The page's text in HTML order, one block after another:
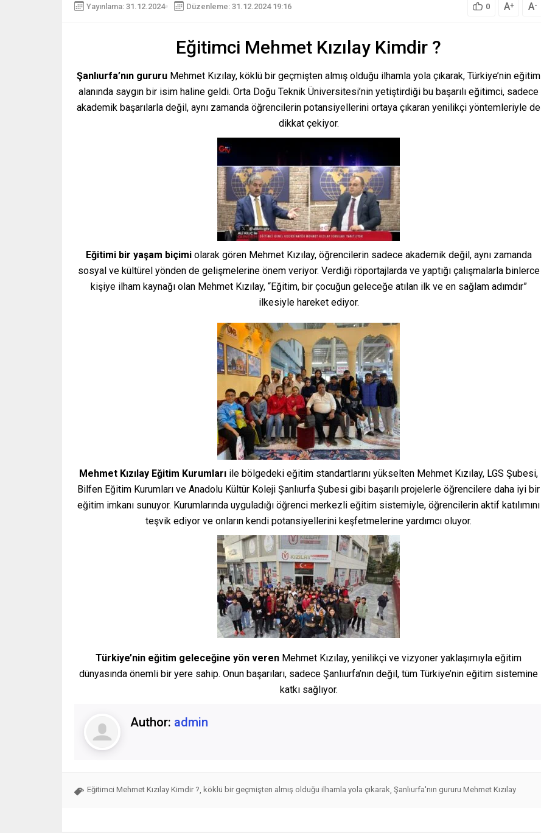
Yayınlama: 31.12.2024 Düzenleme: 31.12.2024 19:16 0 A+ A-
Eğitimci Mehmet Kızılay Kimdir ?
Şanlıurfa’nın gururu Mehmet Kızılay, köklü bir geçmişten almış olduğu ilhamla yola çıkarak, Türkiye’nin eğitim
alanında saygın bir isim haline geldi. Orta Doğu Teknik Üniversitesi’nin yetiştirdiği bu başarılı eğitimci, sadece
akademik başarılarla değil, aynı zamanda öğrencilerin potansiyellerini ortaya çıkaran yenilikçi yöntemleriyle de
dikkat çekiyor.
Eğitimi bir yaşam biçimiolarak gören Mehmet Kızılay, öğrencilerin sadece akademik değil, aynı zamanda
sosyal ve kültürel yönden de gelişmelerine önem veriyor. Verdiği röportajlarda ve yaptığı çalışmalarla binlerce
kişiye ilham kaynağı olan Mehmet Kızılay, “Eğitim, bir çocuğun geleceğe atılan ilk ve en sağlam adımdır”
ilkesiyle hareket ediyor.
Mehmet Kızılay Eğitim Kurumları ile bölgedeki eğitim standartlarını yükselten Mehmet Kızılay, LGS Şubesi,
Bilfen Eğitim Kurumları ve Anadolu Kültür Koleji Şanlıurfa Şubesi gibi başarılı projelerle öğrencilere daha iyi bir
eğitim imkanı sunuyor. Kurumlarında uyguladığı öğrenci merkezli eğitim sistemiyle, öğrencilerin aktif katılımını
teşvik ediyor ve onların kendi potansiyellerini keşfetmelerine yardımcı oluyor.
Türkiye’nin eğitim geleceğine yön veren Mehmet Kızılay, yenilikçi ve vizyoner yaklaşımıyla eğitim
dünyasında önemli bir yere sahip. Onun başarıları, sadece Şanlıurfa’nın değil, tüm Türkiye’nin eğitim sistemine
katkı sağlıyor.
Author: admin
Eğitimci Mehmet Kızılay Kimdir ?, köklü bir geçmişten almış olduğu ilhamla yola çıkarak, Şanlıurfa'nın gururu Mehmet Kızılay